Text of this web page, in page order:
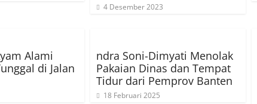
4 Desember 2023
Alami
di Jalan
ndra Soni-Dimyati Menolak
Pakaian Dinas dan Tempat
Tidur dari Pemprov Banten
18 Februari 2025